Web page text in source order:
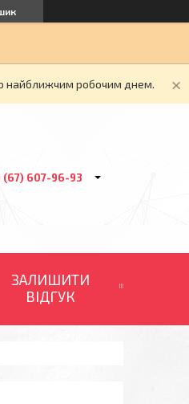
найближчим робочим днем.
(67) 607-96-93
ЗАЛИШИТИ
ВІДГУК